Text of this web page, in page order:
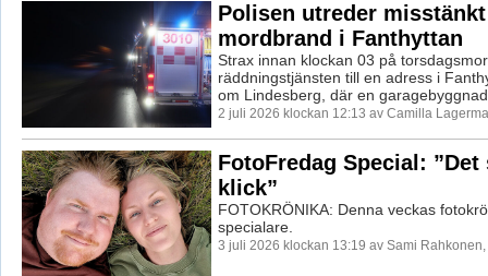
Polisen utreder misstänkt
mordbrand i Fanthyttan
Strax innan klockan 03 på
räddningstjänsten till en adress i
om Lindesberg, där en
2 juli 2026 klockan 12:13 av Camilla
FotoFredag Special: ”Det
klick”
FOTOKRÖNIKA: Denna veckas
specialare.
3 juli 2026 klockan 13:19 av Sami Rahkonen,